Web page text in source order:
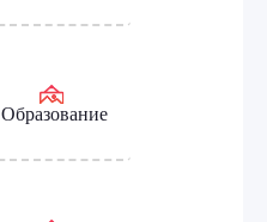
Образование